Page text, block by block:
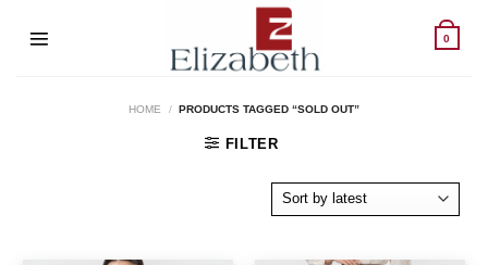
0
HOME / PRODUCTS TAGGED “SOLD OUT”
FILTER